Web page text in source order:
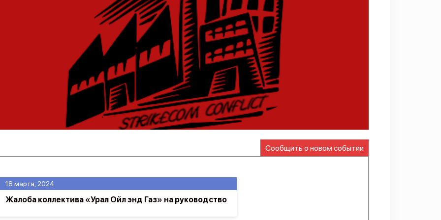
Сообщить о новом событии
18 марта, 2024
Жалоба коллектива «Урал Ойл энд Газ» на руководство